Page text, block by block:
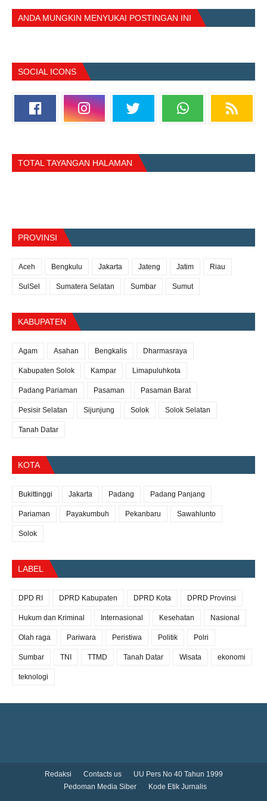
ANDA MUNGKIN MENYUKAI POSTINGAN INI
SOCIAL ICONS
TOTAL TAYANGAN HALAMAN
PROVINSI
Aceh Bengkulu Jakarta Jateng Jatim Riau
SulSel Sumatera Selatan Sumbar Sumut
KABUPATEN
Agam Asahan Bengkalis Dharmasraya
Kabupaten Solok Kampar Limapuluhkota
Padang Pariaman Pasaman Pasaman Barat
Pesisir Selatan Sijunjung Solok Solok Selatan
Tanah Datar
KOTA
Bukittinggi Jakarta Padang Padang Panjang
Pariaman Payakumbuh Pekanbaru Sawahlunto
Solok
LABEL
DPD RI DPRD Kabupaten DPRD Kota DPRD Provinsi
Hukum dan Kriminal Internasional Kesehatan Nasional
Olah raga Pariwara Peristiwa Politik Polri
Sumbar TNI TTMD Tanah Datar Wisata ekonomi
teknologi
Redaksi Contacts us
UU Pers No 40 Tahun 1999
Pedoman Media Siber
Kode Etik Jurnalis